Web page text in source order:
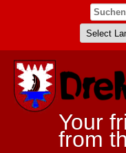
Your
from